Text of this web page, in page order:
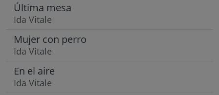
Última mesa
Ida Vitale
Mujer con perro
Ida Vitale
En el aire
Ida Vitale